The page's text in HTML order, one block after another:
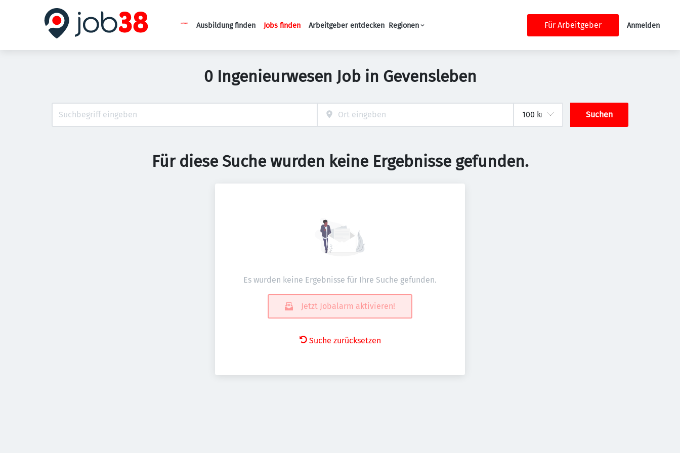
Haupt-Navigation
Ausbildung finden Jobs finden Arbeitgeber entdecken Regionen Für Arbeitgeber Anmelden
0 Ingenieurwesen Job in Gevensleben
Suchen
Für diese Suche wurden keine Ergebnisse gefunden.
Es wurden keine Ergebnisse für Ihre Suche gefunden.
Jetzt Jobalarm aktivieren!
Suche zurücksetzen